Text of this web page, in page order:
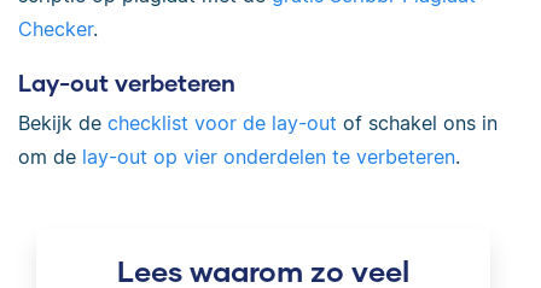
Checker.
Lay-out verbeteren
Bekijk de checklist voor de lay-out of schakel ons in
om de lay-out op vier onderdelen te verbeteren.
Lees waarom zo veel